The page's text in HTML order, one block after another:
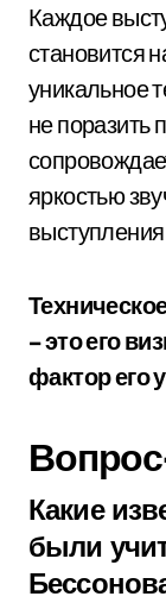
Каждое
становится
уникальное
не поразить
яркостью
– это его
фактор его
Какие
были